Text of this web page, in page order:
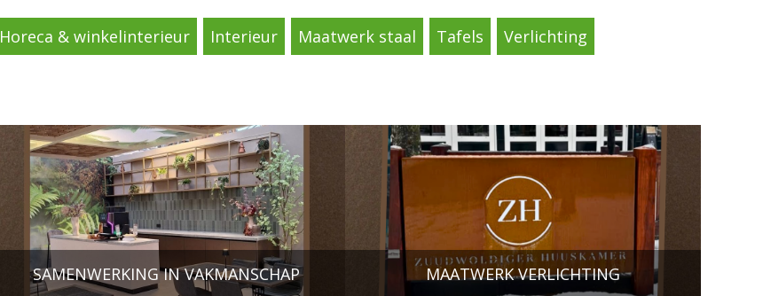
Horeca & winkelinterieur Interieur Maatwerk staal Tafels
Verlichting
SAMENWERKING IN VAKMANSCHAP MAATWERK VERLICHTING